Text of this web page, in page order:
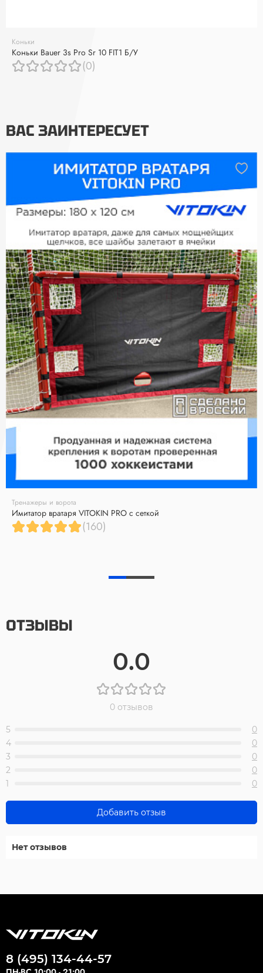
Коньки
Коньки Bauer 3s Pro Sr 10 FIT1 Б/У
(0)
ВАС ЗАИНТЕРЕСУЕТ
Тренажеры и ворота
Имитатор вратаря VITOKIN PRO с сеткой
(160)
ОТЗЫВЫ
0.0
0 отзывов
5
0
4
0
3
0
2
0
1
0
Добавить отзыв
Нет отзывов
8 (495) 134-44-57